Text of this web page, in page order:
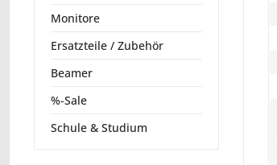
Monitore
Ersatzteile / Zubehör
Beamer
%-Sale
Schule & Studium